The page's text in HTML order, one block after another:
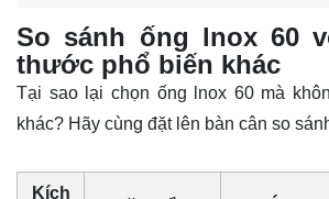
So sánh ống lnox 60
thước phổ biến khác
Tại sao lại chọn ống lnox 60mà
khác? Hãy cùng đặt lên bàn cân so
Kích